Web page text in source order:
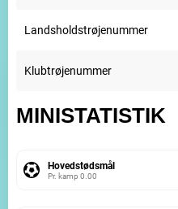
Landsholdstrøjenummer
Klubtrøjenummer
MINISTATISTIK
Hovedstødsmål
Pr. kamp 0.00